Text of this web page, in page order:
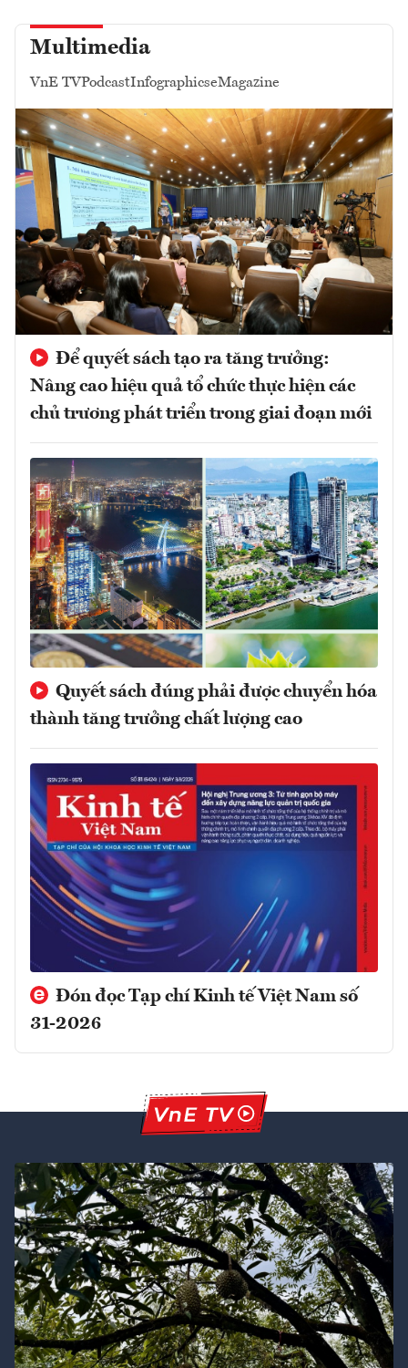
Multimedia
VnE TVPodcastInfographicseMagazine
Để quyết sách tạo ra tăng trưởng:
Nâng cao hiệu quả tổ chức thực hiện các
chủ trương phát triển trong giai đoạn mới
Quyết sách đúng phải được chuyển hóa
thành tăng trưởng chất lượng cao
Đón đọc Tạp chí Kinh tế Việt Nam số
31-2026